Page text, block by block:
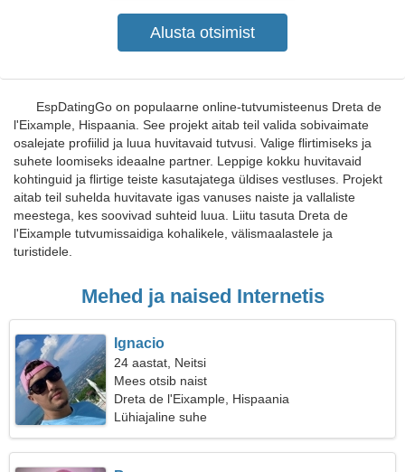
EspDatingGo on populaarne online-tutvumisteenus Dreta de
l'Eixample, Hispaania. See projekt aitab teil valida sobivaimate
osalejate profiilid ja luua huvitavaid tutvusi. Valige flirtimiseks ja
suhete loomiseks ideaalne partner. Leppige kokku huvitavaid
kohtinguid ja flirtige teiste kasutajatega üldises vestluses. Projekt
aitab teil suhelda huvitavate igas vanuses naiste ja vallaliste
meestega, kes soovivad suhteid luua. Liitu tasuta Dreta de
l'Eixample tutvumissaidiga kohalikele, välismaalastele ja
turistidele.
Mehed ja naised Internetis
Ignacio
24 aastat, Neitsi
Mees otsib naist
Dreta de l'Eixample, Hispaania
Lühiajaline suhe